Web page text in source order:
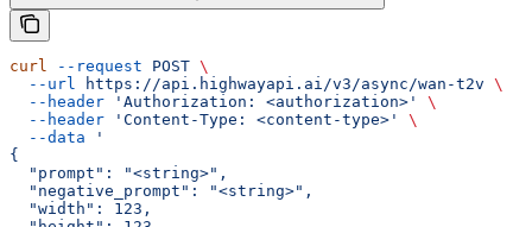
curl --request POST \
  --url
https://api.highwayapi.ai/v3/async/wan-t2v \
  --header
'Authorization: <authorization>'
\
  --header
'Content-Type: <content-type>'
\
  --data
'
{
  "prompt": "<string>",
  "negative_prompt": "<string>",
  "width": 123,